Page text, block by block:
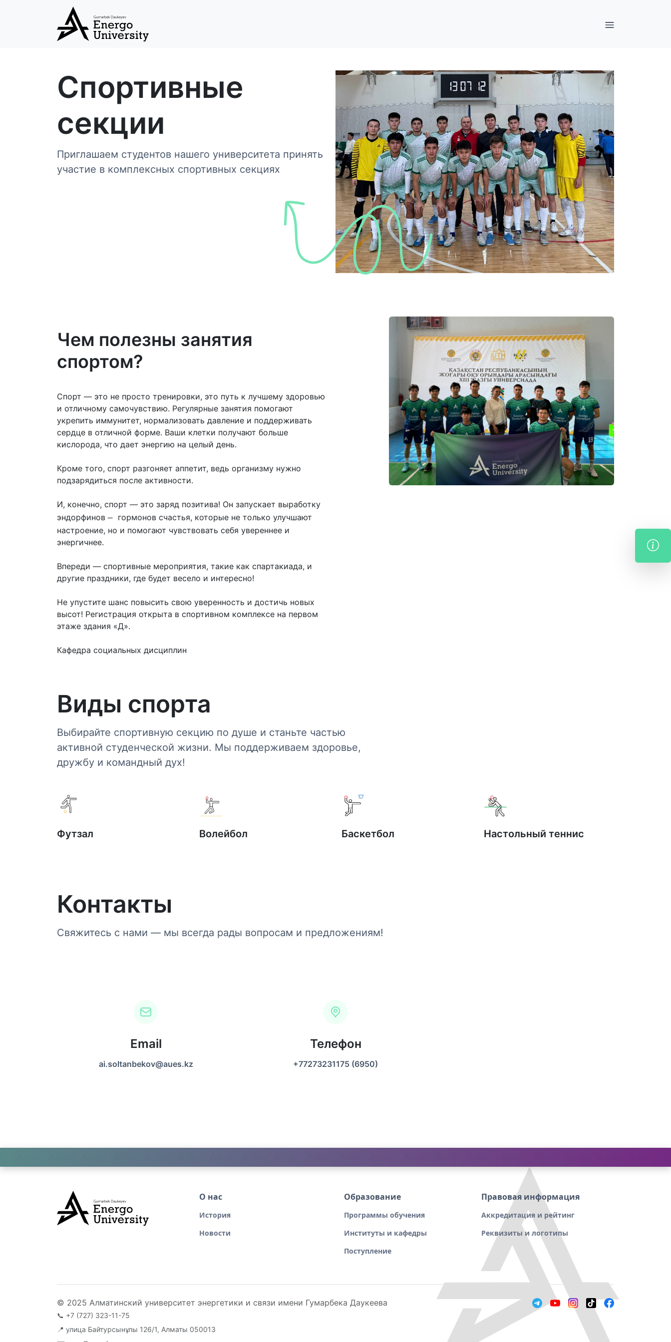
Спортивные
секции
Приглашаем студентов нашего университета принять
участие в комплексных спортивных секциях
Чем полезны занятия
спортом?
Спорт — это не просто тренировки, это путь к лучшему здоровью
и отличному самочувствию. Регулярные занятия помогают
укрепить иммунитет, нормализовать давление и поддерживать
сердце в отличной форме. Ваши клетки получают больше
кислорода, что дает энергию на целый день.
Кроме того, спорт разгоняет аппетит, ведь организму нужно
подзарядиться после активности.
И, конечно, спорт — это заряд позитива! Он запускает выработку
эндорфинов– гормонов счастья, которые не только улучшают
настроение, но и помогают чувствовать себя увереннее и
энергичнее.
Впереди — спортивные мероприятия, такие как спартакиада, и
другие праздники, где будет весело и интересно!
Не упустите шанс повысить свою уверенность и достичь новых
высот! Регистрация открыта в спортивном комплексе на первом
этаже здания «Д».
Кафедра социальных дисциплин
Виды спорта
Выбирайте спортивную секцию по душе и станьте частью
активной студенческой жизни. Мы поддерживаем здоровье,
дружбу и командный дух!
Футзал Волейбол Баскетбол Настольный теннис
Контакты
Свяжитесь с нами — мы всегда рады вопросам и предложениям!
Email
ai.soltanbekov@aues.kz
Телефон
+77273231175 (6950)
О нас
История
Новости
Образование
Программы обучения
Институты и кафедры
Поступление
Правовая информация
Аккредитация и рейтинг
Реквизиты и логотипы
© 2025 Алматинский университет энергетики и связи имени Гумарбека Даукеева
📞 +7 (727) 323-11-75
📍 улица Байтурсынұлы 126/1, Алматы 050013